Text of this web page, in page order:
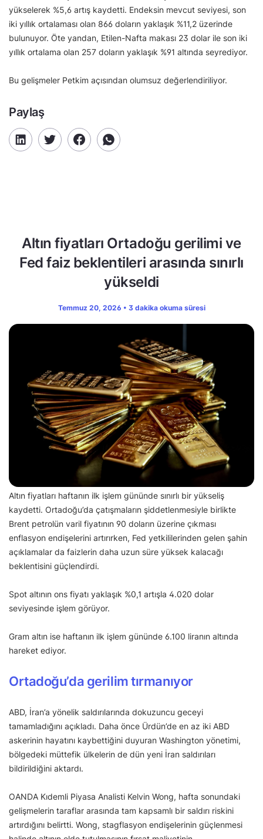
yükselerek %5,6 artış kaydetti. Endeksin mevcut seviyesi, son
iki yıllık ortalaması olan 866 doların yaklaşık %11,2 üzerinde
bulunuyor. Öte yandan, Etilen-Nafta makası 23 dolar ile son iki
yıllık ortalama olan 257 doların yaklaşık %91 altında seyrediyor.
Bu gelişmeler Petkim açısından olumsuz değerlendiriliyor.
Paylaş
Altın fiyatları Ortadoğu gerilimi ve
Fed faiz beklentileri arasında sınırlı
yükseldi
Temmuz 20, 2026 • 3 dakika okuma süresi
Altın fiyatları haftanın ilk işlem gününde sınırlı bir yükseliş
kaydetti. Ortadoğu’da çatışmaların şiddetlenmesiyle birlikte
Brent petrolün varil fiyatının 90 doların üzerine çıkması
enflasyon endişelerini artırırken, Fed yetkililerinden gelen şahin
açıklamalar da faizlerin daha uzun süre yüksek kalacağı
beklentisini güçlendirdi.
Spot altının ons fiyatı yaklaşık %0,1 artışla 4.020 dolar
seviyesinde işlem görüyor.
Gram altın ise haftanın ilk işlem gününde 6.100 liranın altında
hareket ediyor.
Ortadoğu’da gerilim tırmanıyor
ABD, İran’a yönelik saldırılarında dokuzuncu geceyi
tamamladığını açıkladı. Daha önce Ürdün’de en az iki ABD
askerinin hayatını kaybettiğini duyuran Washington yönetimi,
bölgedeki müttefik ülkelerin de dün yeni İran saldırıları
bildirildiğini aktardı.
OANDA Kıdemli Piyasa Analisti Kelvin Wong, hafta sonundaki
gelişmelerin taraflar arasında tam kapsamlı bir saldırı riskini
artırdığını belirtti. Wong, stagflasyon endişelerinin güçlenmesi